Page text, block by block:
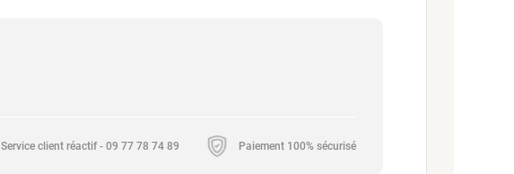
Service client réactif - 09 77 78 74 89 Paiement 100% sécurisé